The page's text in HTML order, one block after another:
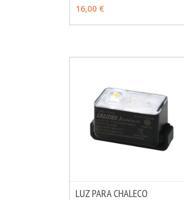
16,00 €
LUZ PARA CHALECO